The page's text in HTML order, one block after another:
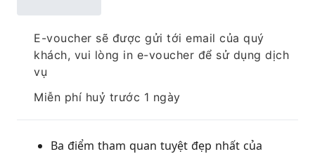
E-voucher sẽ được gửi tới email của quý
khách, vui lòng in e-voucher để sử dụng dịch
vụ
Miễn phí huỷ trước 1 ngày
Ba điểm tham quan tuyệt đẹp nhất của